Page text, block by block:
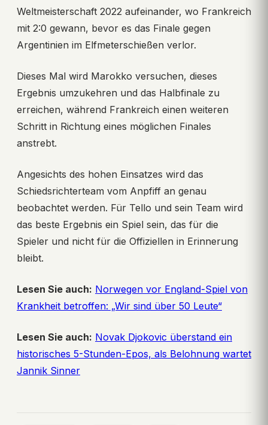
Weltmeisterschaft 2022 aufeinander, wo Frankreich
mit 2:0 gewann, bevor es das Finale gegen
Argentinien im Elfmeterschießen verlor.
Dieses Mal wird Marokko versuchen, dieses
Ergebnis umzukehren und das Halbfinale zu
erreichen, während Frankreich einen weiteren
Schritt in Richtung eines möglichen Finales
anstrebt.
Angesichts des hohen Einsatzes wird das
Schiedsrichterteam vom Anpfiff an genau
beobachtet werden. Für Tello und sein Team wird
das beste Ergebnis ein Spiel sein, das für die
Spieler und nicht für die Offiziellen in Erinnerung
bleibt.
Lesen Sie auch: Norwegen vor England-Spiel von
Krankheit betroffen: „Wir sind über 50 Leute“
Lesen Sie auch: Novak Djokovic überstand ein
historisches 5-Stunden-Epos, als Belohnung wartet
Jannik Sinner